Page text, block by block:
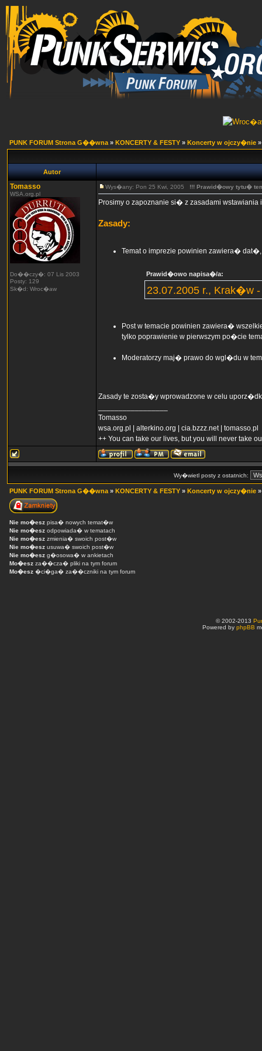
PUNK FORUM Strona G��wna » KONCERTY & FESTY » Koncerty w ojczy�nie
Autor
Tomasso
WSA.org.pl
Do��czy�: 07 Lis 2003
Posty: 129
Sk�d: Wroc�aw
Wys�any: Pon 25 Kwi, 2005 !!! Prawid�owy tytu�
Prosimy o zapoznanie si� z zasadami
Zasady:
Temat o imprezie powinien zawiera�
Prawid�owo napisa�/a:
23.07.2005 r., Krak�w
Post w temacie powinien zawiera�
tylko poprawienie w pierwszym po�cie
Moderatorzy maj� prawo do wgl�du w
Zasady te zosta�y wprowadzone w celu
Tomasso
wsa.org.pl | alterkino.org | cia.bzzz.net | tomasso.pl
++ You can take our lives, but you will never take
Wy�wietl posty z ostatnich:
PUNK FORUM Strona G��wna » KONCERTY & FESTY » Koncerty w ojczy�nie
Nie mo�esz pisa� nowych temat�w
Nie mo�esz odpowiada� w tematach
Nie mo�esz zmienia� swoich post�w
Nie mo�esz usuwa� swoich post�w
Nie mo�esz g�osowa� w ankietach
Mo�esz za��cza� pliki na tym forum
Mo�esz �ci�ga� za��czniki na tym forum
© 2002-2013
Powered by phpBB